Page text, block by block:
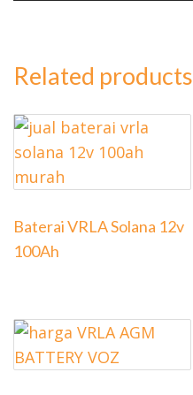
Related products
Baterai VRLA Solana 12v
100Ah